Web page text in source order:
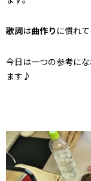
歌詞は曲作り に慣れ
今日は一つの参考にな
ます♪